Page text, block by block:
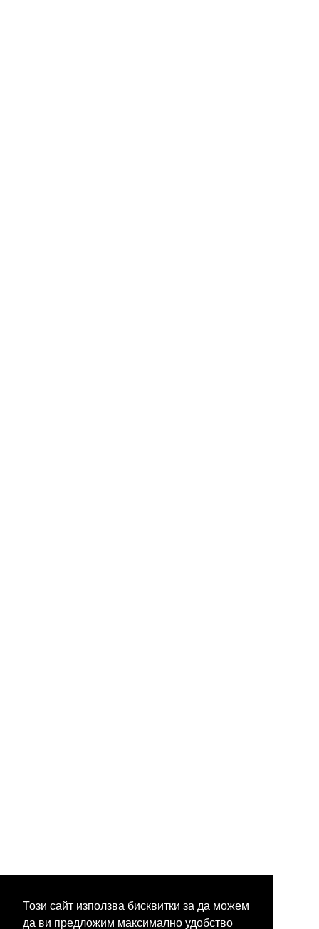
Този сайт използва бисквитки за да можем
да ви предложим максимално удобство